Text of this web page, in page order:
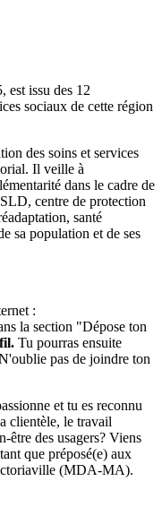
est issu des 12
sociaux de cette région
des soins et services
Il veille à
dans le cadre de
centre de protection
santé
sa population et de ses
:
la section "Dépose ton
Tu pourras ensuite
pas de joindre ton
et tu es reconnu
clientèle, le travail
être des usagers? Viens
que préposé(e) aux
(MDA-MA).